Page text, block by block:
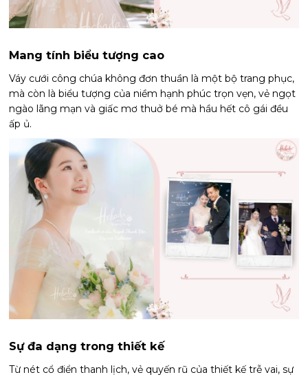
Mang tính biểu tượng cao
Váy cưới công chúa không đơn thuần là một bộ trang phục,
mà còn là biểu tượng của niềm hạnh phúc trọn vẹn, vẻ ngọt
ngào lãng mạn và giấc mơ thuở bé mà hầu hết cô gái đều
ấp ủ.
Sự đa dạng trong thiết kế
Từ nét cổ điển thanh lịch, vẻ quyến rũ của thiết kế trễ vai, sự